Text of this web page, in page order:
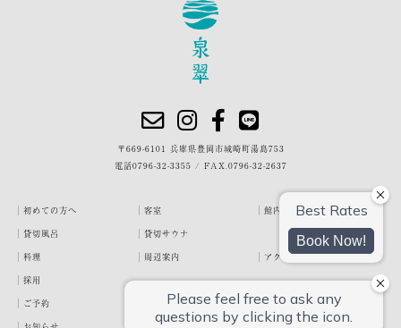
〒669-6101 兵庫県豊岡市城崎町湯島753
電話0796-32-3355 / FAX.0796-32-2637
初めての方へ 客室
館内・施設
貸切風呂
貸切サウナ
料理
周辺案内
アクセス
採用
ご予約
宿泊約款
プライバシーポリシー